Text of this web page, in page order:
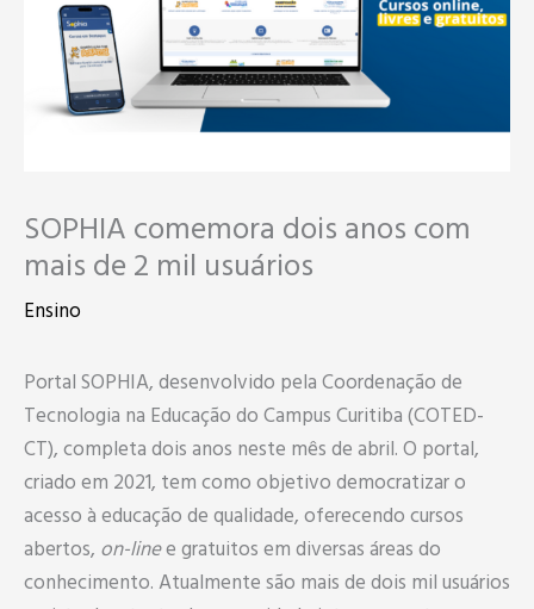
SOPHIA comemora dois anos com
mais de 2 mil usuários
Ensino
Portal SOPHIA, desenvolvido pela Coordenação de
Tecnologia na Educação do Campus Curitiba (COTED-
CT), completa dois anos neste mês de abril. O portal,
criado em 2021, tem como objetivo democratizar o
acesso à educação de qualidade, oferecendo cursos
abertos, on-linee gratuitos em diversas áreas do
conhecimento. Atualmente são mais de dois mil usuários